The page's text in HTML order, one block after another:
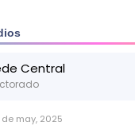
Central
de may, 2025